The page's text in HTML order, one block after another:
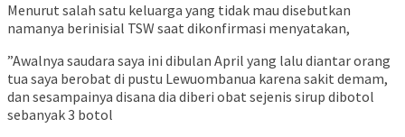
Menurut salah satu keluarga yang tidak mau disebutkan
namanya berinisial TSW saat dikonfirmasi menyatakan,
”Awalnya saudara saya ini dibulan April yang lalu diantar orang
tua saya berobat di pustu Lewuombanua karena sakit demam,
dan sesampainya disana dia diberi obat sejenis sirup dibotol
sebanyak 3 botol